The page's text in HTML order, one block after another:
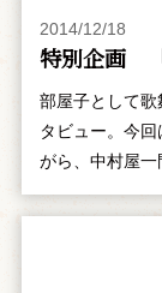
2014/12/18
特別企画
部屋子として
タビュー。今
がら、中村屋一